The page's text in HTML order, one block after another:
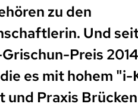
zu den
Und
Preis
es mit hohem "i-
Praxis